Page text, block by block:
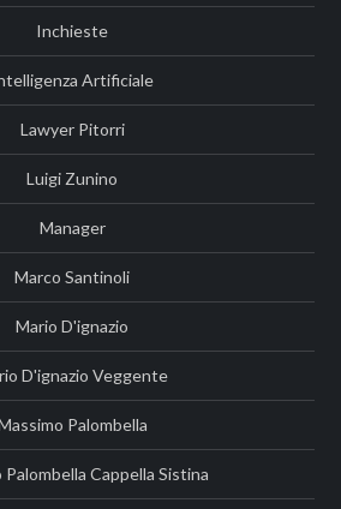
Inchieste
Artificiale
Lawyer Pitorri
Luigi Zunino
Manager
Marco Santinoli
Mario D'ignazio
D'ignazio Veggente
Palombella
Palombella Cappella Sistina